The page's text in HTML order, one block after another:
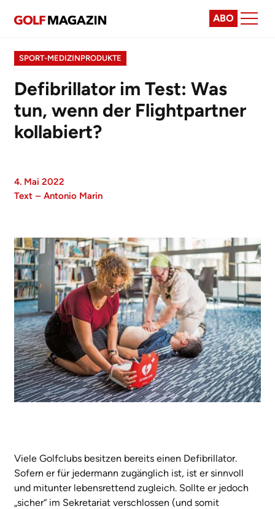
ABO
SPORT-MEDIZINPRODUKTE
Defibrillator im Test: Was
tun, wenn der Flightpartner
kollabiert?
4. Mai 2022
Text – Antonio Marin
Viele Golfclubs besitzen bereits einen Defibrillator.
Sofern er für jedermann zugänglich ist, ist er sinnvoll
und mitunter lebensrettend zugleich. Sollte er jedoch
„sicher“ im Sekretariat verschlossen (und somit